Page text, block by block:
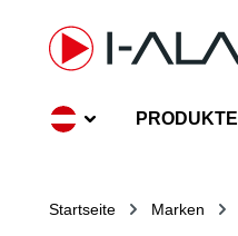
springen
PRODUKTE
Startseite Marken